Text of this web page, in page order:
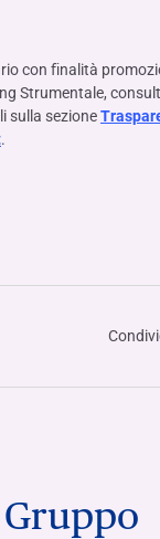
con ﬁnalità
Strumentale,
sulla sezione
.